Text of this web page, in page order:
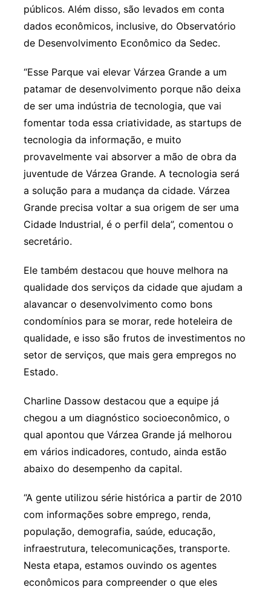
públicos. Além disso, são levados em conta
dados econômicos, inclusive, do Observatório
de Desenvolvimento Econômico da Sedec.
“Esse Parque vai elevar Várzea Grande a um
patamar de desenvolvimento porque não deixa
de ser uma indústria de tecnologia, que vai
fomentar toda essa criatividade, as startups de
tecnologia da informação, e muito
provavelmente vai absorver a mão de obra da
juventude de Várzea Grande. A tecnologia será
a solução para a mudança da cidade. Várzea
Grande precisa voltar a sua origem de ser uma
Cidade Industrial, é o perfil dela”, comentou o
secretário.
Ele também destacou que houve melhora na
qualidade dos serviços da cidade que ajudam a
alavancar o desenvolvimento como bons
condomínios para se morar, rede hoteleira de
qualidade, e isso são frutos de investimentos no
setor de serviços, que mais gera empregos no
Estado.
Charline Dassow destacou que a equipe já
chegou a um diagnóstico socioeconômico, o
qual apontou que Várzea Grande já melhorou
em vários indicadores, contudo, ainda estão
abaixo do desempenho da capital.
“A gente utilizou série histórica a partir de 2010
com informações sobre emprego, renda,
população, demografia, saúde, educação,
infraestrutura, telecomunicações, transporte.
Nesta etapa, estamos ouvindo os agentes
econômicos para compreender o que eles